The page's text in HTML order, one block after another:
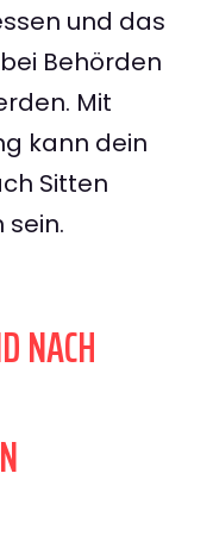
und das
Behörden
Mit
kann dein
Sitten
NACH